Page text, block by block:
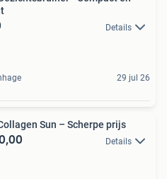
Details
29 jul 26
Sun – Scherpe prijs
Details